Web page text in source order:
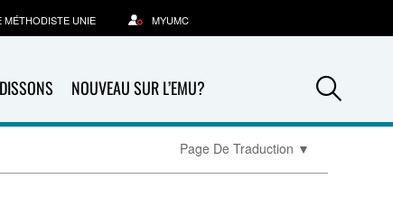
NOUVEAU SUR L’EMU?
MÉTHODISTE UNIE MYUMC
Page De Traduction ▼